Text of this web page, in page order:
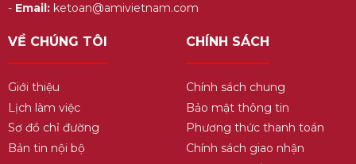
- Email:ketoan@amivietnam.com
VỀ CHÚNG TÔI
Giới thiệu
Lịch làm việc
Sơ đồ chỉ đường
Bản tin nội bộ
CHÍNH SÁCH
Chính sách chung
Bảo mật thông tin
Phương thức thanh toán
Chính sách giao nhận